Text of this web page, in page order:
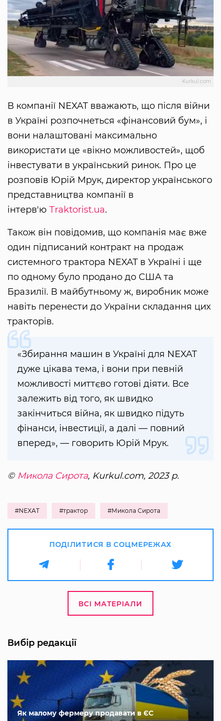
Kurkul.com
В компанії NEXAT вважають, що після війни
в Україні розпочнеться «фінансовий бум», і
вони налаштовані максимально
використати це «вікно можливостей», щоб
інвестувати в український ринок. Про це
розповів Юрій Мрук, директор українського
представництва компанії в
інтерв'ю Тraktorist.ua.
Також він повідомив, що компанія має вже
один підписаний контракт на продаж
системного трактора NEXAT в Україні і ще
по одному було продано до США та
Бразилії. В майбутньому ж, виробник може
навіть перенести до України складання цих
тракторів.
«Збирання машин в Україні для NEXAT
дуже цікава тема, і вони при певній
можливості миттєво готові діяти. Все
залежить від того, як швидко
закінчиться війна, як швидко підуть
фінанси, інвестиції, а далі — повний
вперед», — говорить Юрій Мрук.
© Микола Сирота, Kurkul.com, 2023 р.
#NEXAT #трактор #Микола Сирота
ПОДІЛИТИСЯ В СОЦМЕРЕЖАХ
ВСІ МАТЕРІАЛИ
Вибір редакції
Як малому фермеру продавати в ЄС